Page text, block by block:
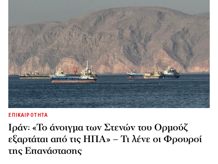
ΕΠΙΚΑΙΡΟΤΗΤΑ
Ιράν: «Το άνοιγμα των Στενών του Ορμούζ
εξαρτάται από τις ΗΠΑ» – Τι λένε οι Φρουροί
της Επανάστασης